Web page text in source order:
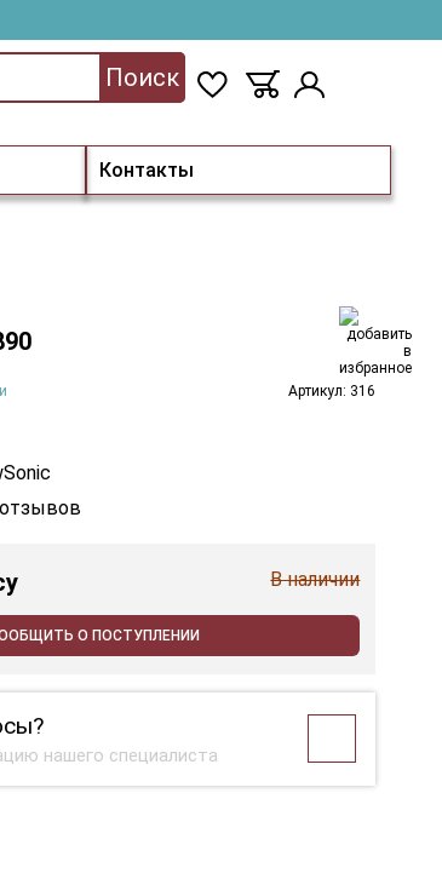
Контакты
Поиск
Артикул: 316
В наличии
О ПОСТУПЛЕНИИ
нашего специалиста